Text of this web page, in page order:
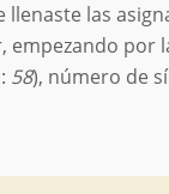
llenaste las
empezando por
58), número de